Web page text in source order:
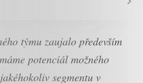
týmu zaujalo především
potenciál možného
segmentu v